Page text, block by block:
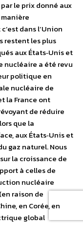
le prix donné aux
dans l’Union
restent les plus
aux États‐Unis et
nucléaire a été revu
politique en
nucléaire de
la France ont
de réduire
que la
aux États‐Unis et
gaz naturel. Nous
la croissance de
à celles de
nucléaire
raison de
en Corée, en
global